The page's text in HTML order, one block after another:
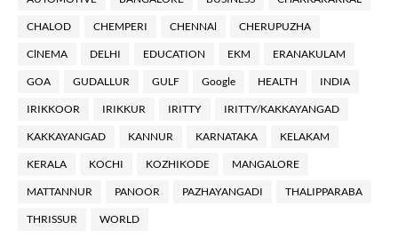
CHALOD CHEMPERI CHENNAl CHERUPUZHA
ClNEMA DELHI EDUCATION EKM ERANAKULAM
GOA GUDALLUR GULF Google HEALTH INDIA
IRIKKOOR IRIKKUR IRITTY IRITTY/KAKKAYANGAD
KAKKAYANGAD KANNUR KARNATAKA KELAKAM
KERALA KOCHI KOZHIKODE MANGALORE
MATTANNUR PANOOR PAZHAYANGADI THALIPPARABA
THRISSUR WORLD